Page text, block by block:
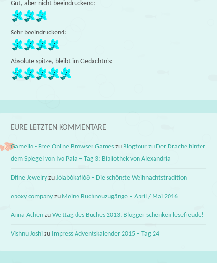
Gut, aber nicht beeindruckend:
Sehr beeindruckend:
Absolute spitze, bleibt im Gedächtnis:
EURE LETZTEN KOMMENTARE
Gameilo - Free Online Browser Games zu Blogtour zu Der Drache hinter
dem Spiegel von Ivo Pala – Tag 3: Bibliothek von Alexandria
Dfine Jewelry zuJólabókaflóð – Die schönste Weihnachtstradition
epoxy company zu Meine Buchneuzugänge – April / Mai 2016
Anna Achen zuWelttag des Buches 2013: Blogger schenken lesefreude!
Vishnu Joshi zu Impress Adventskalender 2015 – Tag 24